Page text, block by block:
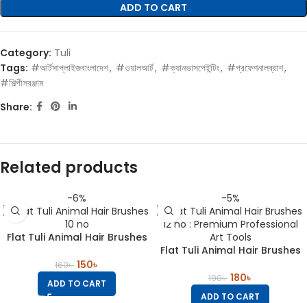
ADD TO CART
Category: Tuli
Tags: #আর্টসাপ্লাইজবাংলাদেশ, #ওয়ালআর্ট, #ক্যানভাসপেইন্টিং, #প্রফেশনালব্রাশ,
#শিল্পীসরঞ্জাম
Share:
Related products
-6%
Flat Tuli Animal Hair Brushes
Art Tools
160৳ 150৳
ADD TO CART
-5%
Flat Tuli Animal Hair Brushes
Art Tools
190৳ 180৳
ADD TO CART